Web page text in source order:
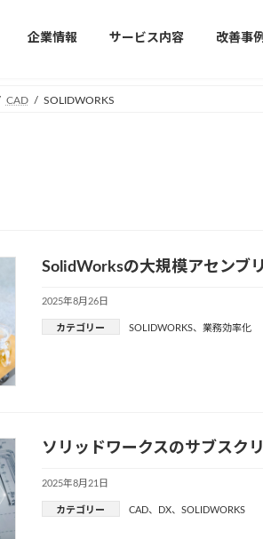
企業情報 サービス内容 改善事例
CAD SOLIDWORKS
SolidWorksの大規模アセンブ
2025年8月26日
カテゴリー SOLIDWORKS、 業務効率化
ソリッドワークスのサブスク
2025年8月21日
カテゴリー CAD、 DX、 SOLIDWORKS